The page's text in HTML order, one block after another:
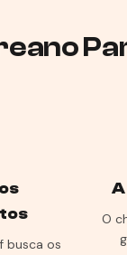
busca os
O